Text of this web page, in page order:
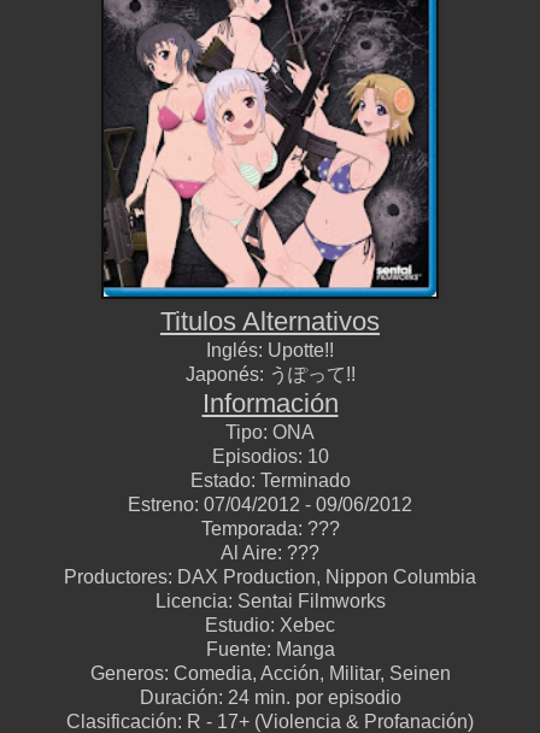
Titulos Alternativos
Inglés: Upotte!!
Japonés: うぽって!!
Información
Tipo: ONA
Episodios: 10
Estado: Terminado
Estreno: 07/04/2012 - 09/06/2012
Temporada: ???
Al Aire: ???
Productores: DAX Production, Nippon Columbia
Licencia: Sentai Filmworks
Estudio: Xebec
Fuente: Manga
Generos: Comedia, Acción, Militar, Seinen
Duración: 24 min. por episodio
Clasificación: R - 17+ (Violencia & Profanación)